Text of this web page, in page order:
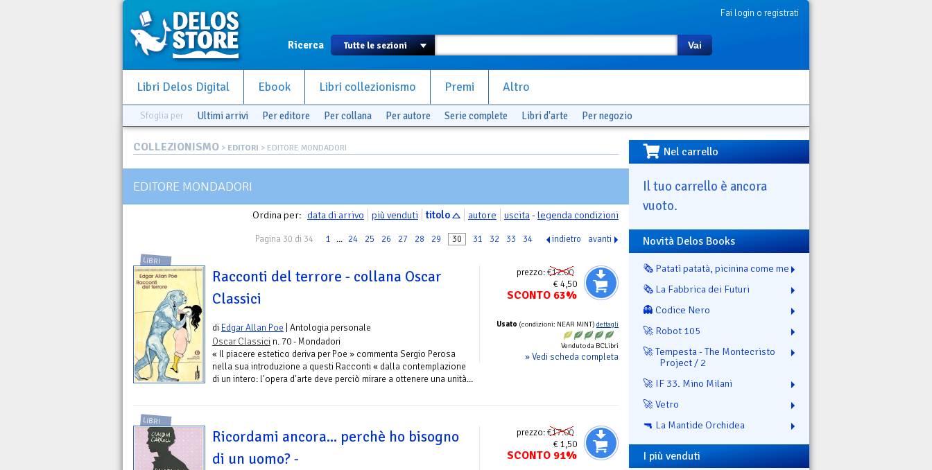
Fai login o registrati
Ricerca Vai
Libri Delos Digital Ebook Libri collezionismo Premi Altro
Sfoglia per Ultimi arrivi Per editore Per collana Per autore Serie complete Libri d'arte Per negozio
COLLEZIONISMO > EDITORI > EDITORE MONDADORI
EDITORE MONDADORI
Ordina per: data di arrivo più venduti titolo autore uscita-legenda condizioni
Pagina 30 di 34 1 ... 24 25 26 27 28 29 30 31 32 33 34 indietro avanti
prezzo:€12.00
€ 4,50
SCONTO 63%
Usato (condizioni: NEAR MINT) dettagli
Venduto da BCLibri
» Vedi scheda completa
LIBRI
Racconti del terrore - collana Oscar
Classici
di Edgar Allan Poe | Antologia personale
Oscar Classici n. 70 - Mondadori
« Il piacere estetico deriva per Poe » commenta Sergio Perosa
nella sua introduzione a questi Racconti « dalla contemplazione
di un intero: l'opera d'arte deve perciò mirare a ottenere una unità...
prezzo:€17.00
€ 1,50
SCONTO 91%
LIBRI
Ricordami ancora... perchè ho bisogno
di un uomo? -
Nel carrello
Il tuo carrello è ancora
vuoto.
Novità Delos Books
🗞️ Patatì patatà, picinina come me
🗞️ La Fabbrica dei Futuri
👻 Codice Nero
🚀 Robot 105
🚀 Tempesta - The Montecristo
Project / 2
🚀 IF 33. Mino Milani
🚀 Vetro
🔫 La Mantide Orchidea
I più venduti